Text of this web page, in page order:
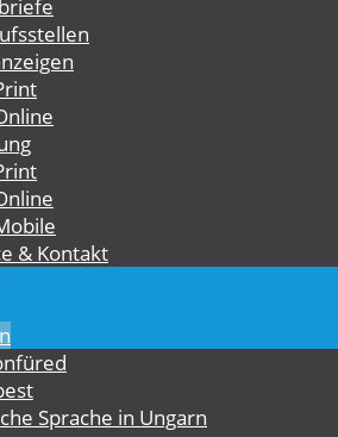
& Kontakt
Sprache in Ungarn